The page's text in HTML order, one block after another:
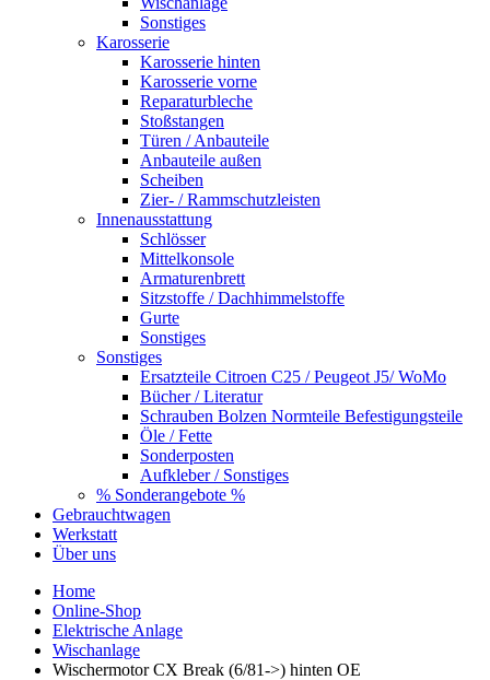
Sonstiges
Karosserie
Karosserie hinten
Karosserie vorne
Reparaturbleche
Stoßstangen
Türen / Anbauteile
Anbauteile außen
Scheiben
Zier- / Rammschutzleisten
Innenausstattung
Schlösser
Mittelkonsole
Armaturenbrett
Sitzstoffe / Dachhimmelstoffe
Gurte
Sonstiges
Sonstiges
Ersatzteile Citroen C25 / Peugeot J5/ WoMo
Bücher / Literatur
Schrauben Bolzen Normteile Befestigungsteile
Öle / Fette
Sonderposten
Aufkleber / Sonstiges
% Sonderangebote %
Gebrauchtwagen
Werkstatt
Über uns
Home
Online-Shop
Elektrische Anlage
Wischanlage
Wischermotor CX Break (6/81->) hinten OE